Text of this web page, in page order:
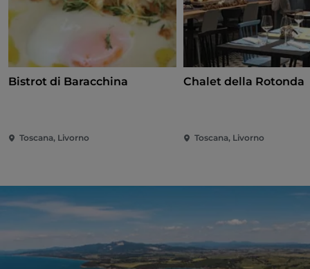
Bistrot di Baracchina
Toscana, Livorno
Chalet della Rotonda
Toscana, Livorno